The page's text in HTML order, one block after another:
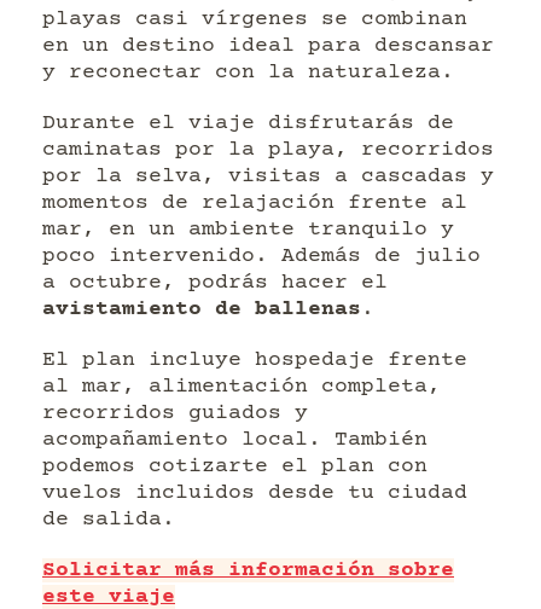
playas casi vírgenes se combinan
en un destino ideal para descansar
y reconectar con la naturaleza.
Durante el viaje disfrutarás de
caminatas por la playa, recorridos
por la selva, visitas a cascadas y
momentos de relajación frente al
mar, en un ambiente tranquilo y
poco intervenido. Además de julio
a octubre, podrás hacer el
avistamiento de ballenas .
El plan incluye hospedaje frente
al mar, alimentación completa,
recorridos guiados y
acompañamiento local. También
podemos cotizarte el plan con
vuelos incluidos desde tu ciudad
de salida.
Solicitar más información sobre
este viaje